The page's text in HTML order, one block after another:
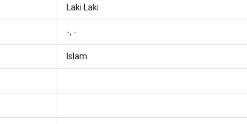
Laki Laki
-, -
Islam